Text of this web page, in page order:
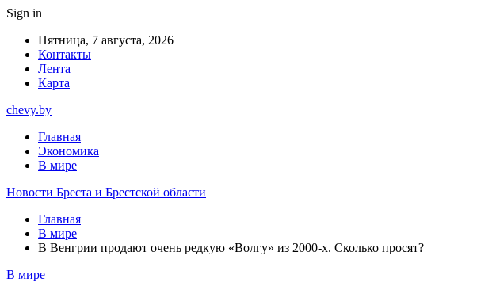
Sign in
Пятница, 7 августа, 2026
Контакты
Лента
Карта
chevy.by
Главная
Экономика
В мире
Новости Бреста и Брестской области
Главная
В мире
В Венгрии продают очень редкую «Волгу» из 2000-х. Сколько просят?
В мире